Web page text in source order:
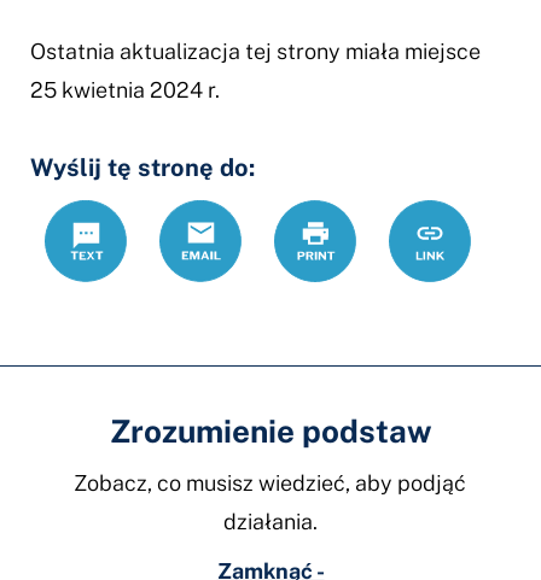
Ostatnia aktualizacja tej strony miała miejsce
25 kwietnia 2024 r.
Wyślij tę stronę do:
Text
Email Drukuj
https://
humanitarny
Link
Zrozumienie podstaw
Zobacz, co musisz wiedzieć, aby podjąć
działania.
Zamknąć -